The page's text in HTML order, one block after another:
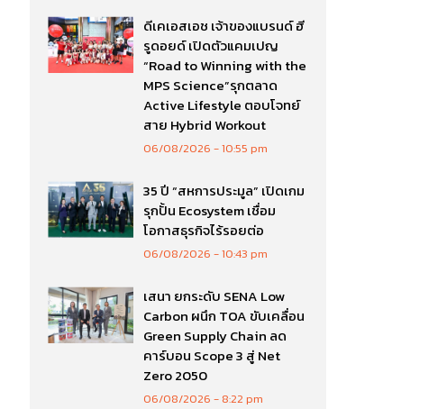
ดีเคเอสเอช เจ้าของแบรนด์ ฮี
รูดอยด์ เปิดตัวแคมเปญ
“Road to Winning with the
MPS Science”รุกตลาด
Active Lifestyle ตอบโจทย์
สาย Hybrid Workout
06/08/2026 10:55 pm
35 ปี “สหการประมูล” เปิดเกม
รุกปั้น Ecosystem เชื่อม
โอกาสธุรกิจไร้รอยต่อ
06/08/2026 10:43 pm
เสนา ยกระดับ SENA Low
Carbon ผนึก TOA ขับเคลื่อน
Green Supply Chain ลด
คาร์บอน Scope 3 สู่ Net
Zero 2050
06/08/2026 8:22 pm